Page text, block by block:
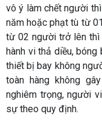
vô ý làm chết người
năm hoặc phạt tù từ
từ 02 người trở lên thì
hành vi thả diều,
thiết bị bay không
toàn hàng không
nghiêm trọng, người
sự theo quy định.